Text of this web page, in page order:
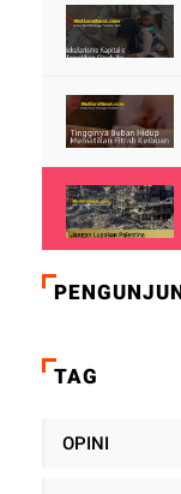
TAG
OPINI